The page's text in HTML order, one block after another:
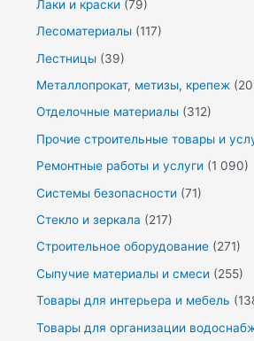
Лаки и краски (79)
Лесоматериалы (117)
Лестницы (39)
Металлопрокат, метизы, крепеж
Отделочные материалы (312)
Прочие строительные товары и
Ремонтные работы и услуги (1 090)
Системы безопасности (71)
Стекло и зеркала (217)
Строительное оборудование (271)
Сыпучие материалы и смеси (255)
Товары для интерьера и мебель
Товары для организации